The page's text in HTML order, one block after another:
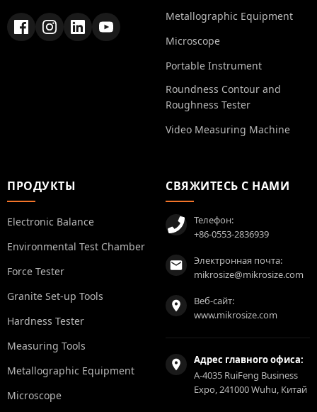
Metallographic Equipment
Microscope
Portable Instrument
Roundness Contour and
Roughness Tester
Video Measuring Machine
ПРОДУКТЫ
Electronic Balance
Environmental Test Chamber
Force Tester
Granite Set-up Tools
Hardness Tester
Measuring Tools
Metallographic Equipment
Microscope
СВЯЖИТЕСЬ С НАМИ
Телефон:
+86-0553-2836939
Электронная почта:
mikrosize@mikrosize.com
Веб-сайт:
www.mikrosize.com
Адрес главного офиса:
A-4035 RuiFeng Business
Expo, 241000 Wuhu, Китай